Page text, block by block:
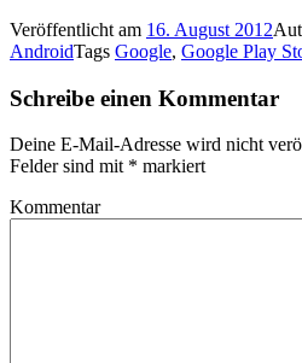
Veröffentlicht am 16. August 2012
AndroidTags Google, Google Play
Schreibe einen Kommentar
Deine E-Mail-Adresse wird nicht
Felder sind mit * markiert
Kommentar